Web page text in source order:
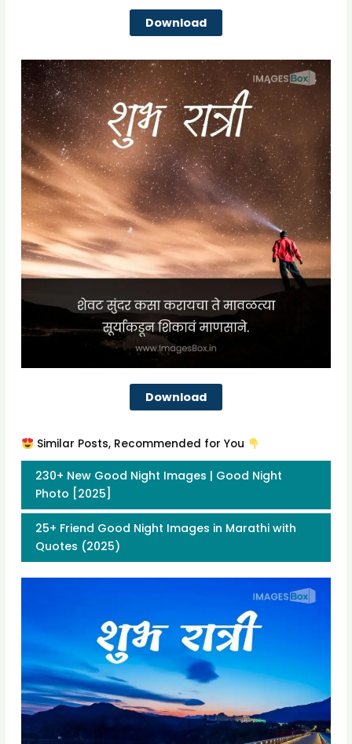
Download
Download
Similar Posts, Recommended for You
230+ New Good Night Images | Good Night
Photo [2025]
25+ Friend Good Night Images in Marathi with
Quotes (2025)